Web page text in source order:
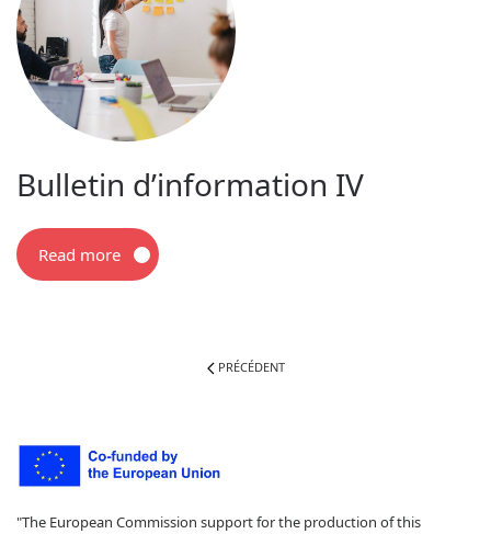
Bulletin d’information IV
Read more
PRÉCÉDENT
"The European Commission support for the production of this